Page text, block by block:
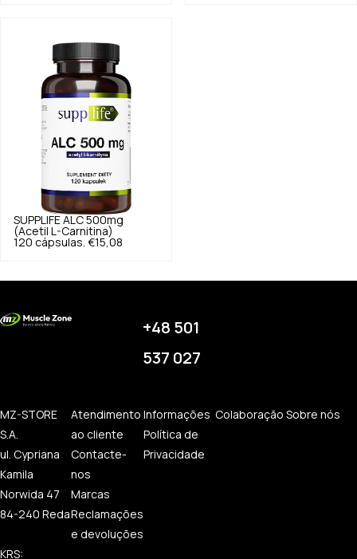
SUPPLIFE ALC 500mg
(Acetil L-Carnitina)
120 cápsulas. €15,08
+48 501
537 027
MZ-STORE
S.A.
ul. Cypriana
Kamila
Norwida 47
84-240 Reda
KRS:
Atendimento
ao cliente
Contacte-
nos
Marcas
Reclamações
e devoluções
Informações
Política de
Privacidade
Colaboração Sobre nós